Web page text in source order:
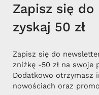
Zapisz się
zyskaj 50 zł
Zapisz się do
zniżkę -50 zł na swoje
Dodatkowo otrzymasz
nowościach oraz